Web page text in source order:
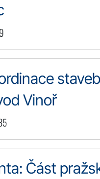
Vinoř
Část